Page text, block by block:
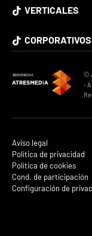
VERTICALES
©
-
Aviso legal
Política de privacidad
Política de cookies
Cond. de participación
Configuración de